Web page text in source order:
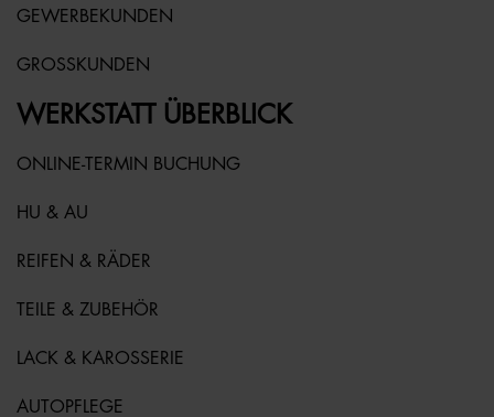
GEWERBEKUNDEN
GROSSKUNDEN
WERKSTATT ÜBERBLICK
ONLINE-TERMIN BUCHUNG
HU & AU
REIFEN & RÄDER
TEILE & ZUBEHÖR
LACK & KAROSSERIE
AUTOPFLEGE